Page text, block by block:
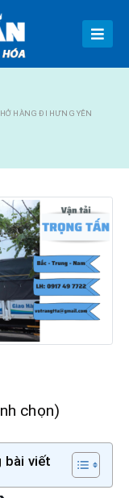
HÀNG ĐI HƯNG YÊN
chọn)
bài viết